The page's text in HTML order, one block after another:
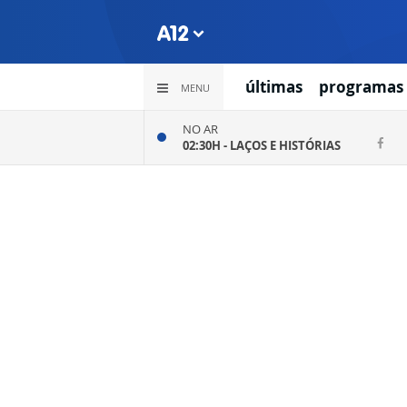
MENU últimas programas
NO AR
02:30H - LAÇOS E HISTÓRIAS